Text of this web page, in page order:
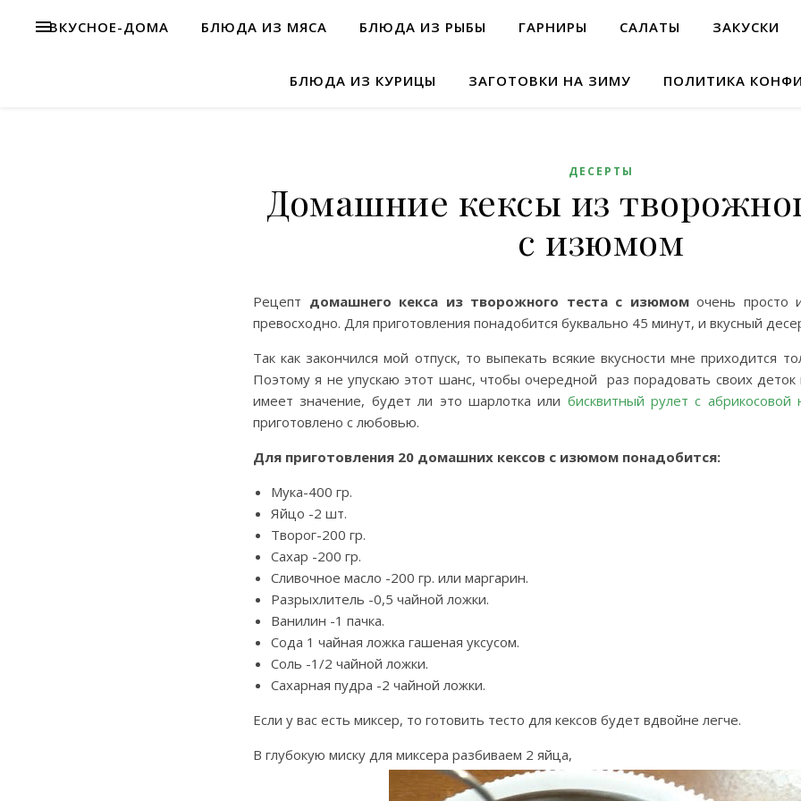
ВКУСНОЕ-ДОМА БЛЮДА ИЗ МЯСА БЛЮДА ИЗ РЫБЫ ГАРНИРЫ САЛАТЫ ЗАКУСКИ
БЛЮДА ИЗ КУРИЦЫ ЗАГОТОВКИ НА ЗИМУ ПОЛИТИКА
ДЕСЕРТЫ
Домашние кексы из
с изюмом
Рецепт домашнего кекса из творожного теста с изюмомочень просто
превосходно. Для приготовления понадобится буквально 45 минут, и вкусный
Так как закончился мой отпуск, то выпекать всякие вкусности мне приходится
Поэтому я не упускаю этот шанс, чтобы очередной раз порадовать своих
имеет значение, будет ли это шарлотка или бисквитный рулет с абрикосовой
приготовлено с любовью.
Для приготовления 20 домашних кексов с изюмом понадобится:
Мука-400 гр.
Яйцо -2 шт.
Творог-200 гр.
Сахар -200 гр.
Сливочное масло -200 гр. или маргарин.
Разрыхлитель -0,5 чайной ложки.
Ванилин -1 пачка.
Сода 1 чайная ложка гашеная уксусом.
Соль -1/2 чайной ложки.
Сахарная пудра -2 чайной ложки.
Если у вас есть миксер, то готовить тесто для кексов будет вдвойне легче.
В глубокую миску для миксера разбиваем 2 яйца,